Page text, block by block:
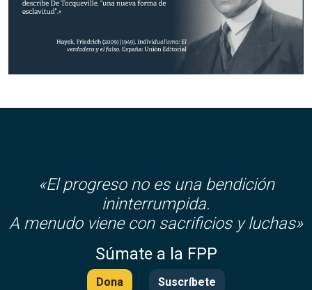
«El progreso no es una bendición
ininterrumpida.
A menudo viene con sacrificios y luchas»
Súmate a la FPP
Dona Suscríbete